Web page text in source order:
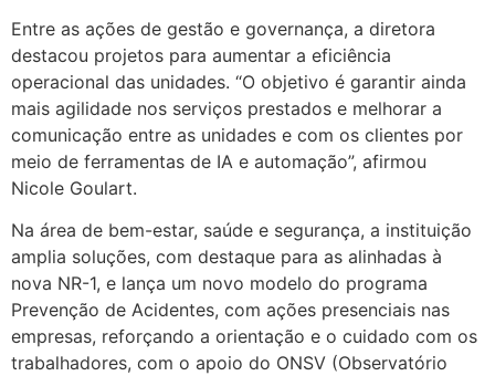
Entre as ações de gestão e governança, a diretora
destacou projetos para aumentar a eficiência
operacional das unidades. “O objetivo é garantir ainda
mais agilidade nos serviços prestados e melhorar a
comunicação entre as unidades e com os clientes por
meio de ferramentas de IA e automação”, afirmou
Nicole Goulart.
Na área de bem-estar, saúde e segurança, a instituição
amplia soluções, com destaque para as alinhadas à
nova NR-1, e lança um novo modelo do programa
Prevenção de Acidentes, com ações presenciais nas
empresas, reforçando a orientação e o cuidado com os
trabalhadores, com o apoio do ONSV (Observatório